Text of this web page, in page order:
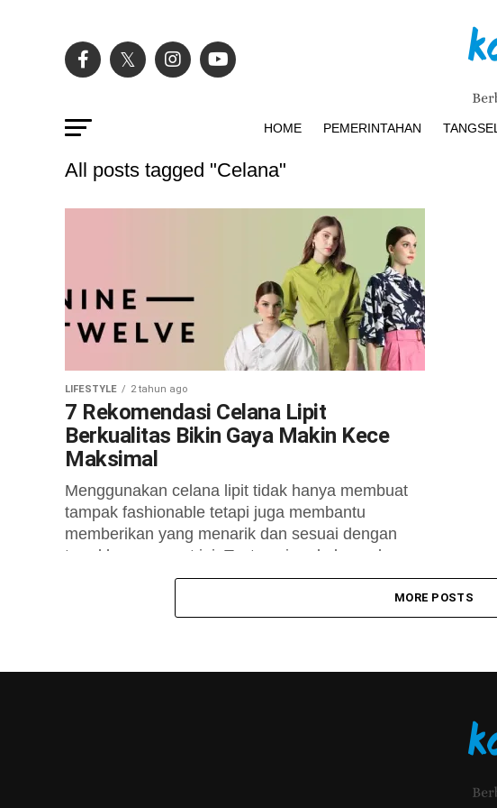
HOME PEMERINTAHAN TANGSEL
All posts tagged "Celana"
LIFESTYLE 2 tahun ago
7 Rekomendasi Celana Lipit
Berkualitas Bikin Gaya Makin Kece
Maksimal
Menggunakan celana lipit tidak hanya membuat
tampak fashionable tetapi juga membantu
memberikan yang menarik dan sesuai dengan
trend busana saat ini. Tentu saja ada banyak
MORE POSTS